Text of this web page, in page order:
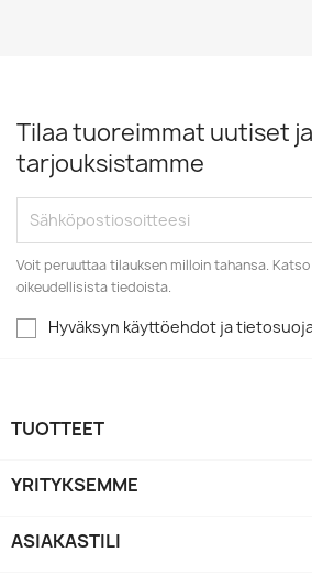
Tilaa tuoreimmat uutiset
tarjouksistamme
Voit peruuttaa tilauksen milloin tahansa.
oikeudellisista tiedoista.
Hyväksyn käyttöehdot ja
TUOTTEET
YRITYKSEMME
ASIAKASTILI